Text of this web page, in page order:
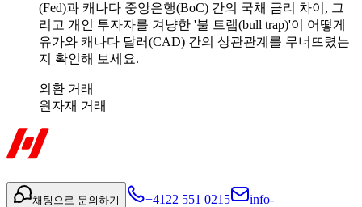
(Fed)과 캐나다 중앙은행(BoC) 간의 국채 금리 차이, 그
리고 개인 투자자를 겨냥한 '불 트랩(bull trap)'이 어떻게
유가와 캐나다 달러(CAD) 간의 상관관계를 무너뜨렸는
지 확인해 보세요.
외환 거래
원자재 거래
채팅으로 문의하기 +4122 551 0215 info-